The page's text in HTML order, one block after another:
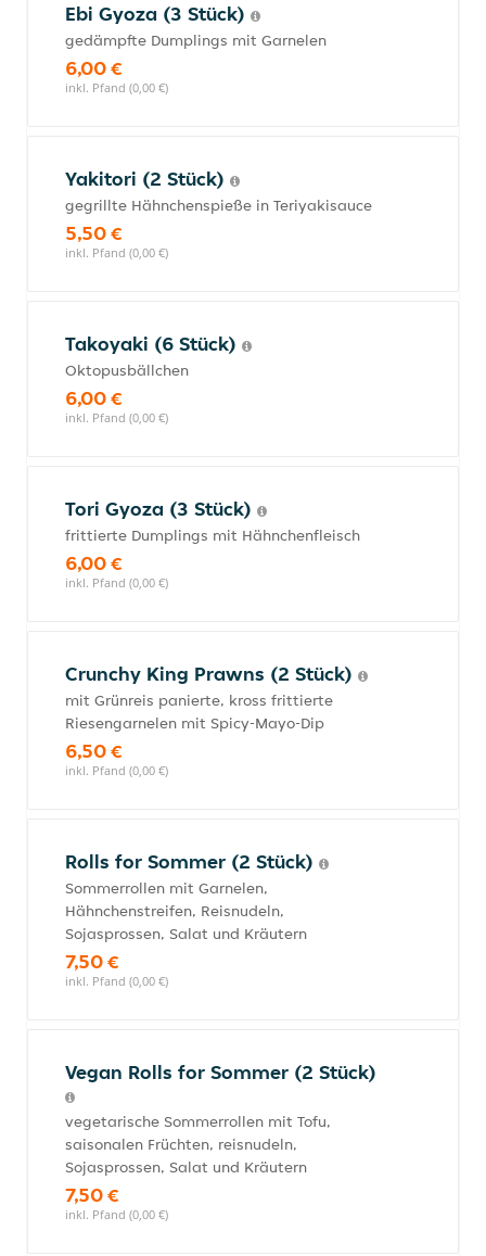
Ebi Gyoza (3 Stück)
gedämpfte Dumplings mit Garnelen
6,00 €
inkl. Pfand (0,00 €)
Yakitori (2 Stück)
gegrillte Hähnchenspieße in Teriyakisauce
5,50 €
inkl. Pfand (0,00 €)
Takoyaki (6 Stück)
Oktopusbällchen
6,00 €
inkl. Pfand (0,00 €)
Tori Gyoza (3 Stück)
frittierte Dumplings mit Hähnchenfleisch
6,00 €
inkl. Pfand (0,00 €)
Crunchy King Prawns (2 Stück)
mit Grünreis panierte, kross frittierte
Riesengarnelen mit Spicy-Mayo-Dip
6,50 €
inkl. Pfand (0,00 €)
Rolls for Sommer (2 Stück)
Sommerrollen mit Garnelen,
Hähnchenstreifen, Reisnudeln,
Sojasprossen, Salat und Kräutern
7,50 €
inkl. Pfand (0,00 €)
Vegan Rolls for Sommer (2 Stück)
vegetarische Sommerrollen mit Tofu,
saisonalen Früchten, reisnudeln,
Sojasprossen, Salat und Kräutern
7,50 €
inkl. Pfand (0,00 €)